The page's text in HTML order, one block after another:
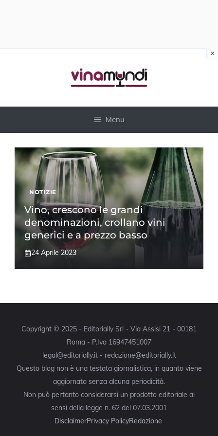
Menu
NOTIZIE
Vino, crescono le grandi
denominazioni, crollano vini
generici e a prezzo basso
24 Aprile 2023
Copyright © 2025 - Editorially Srl - Via Assisi 21 - 00181
Roma - P.Iva 16947451007
legal@editorially.it - redazione@editorially.it
Questo blog non è una testata giornalistica, in quanto viene
aggiornato senza alcuna periodicità.
Non può pertanto considerarsi un prodotto editoriale ai
sensi della legge n. 62 del 07.03.2001
DisclaimerPrivacy PolicyRedazione
×